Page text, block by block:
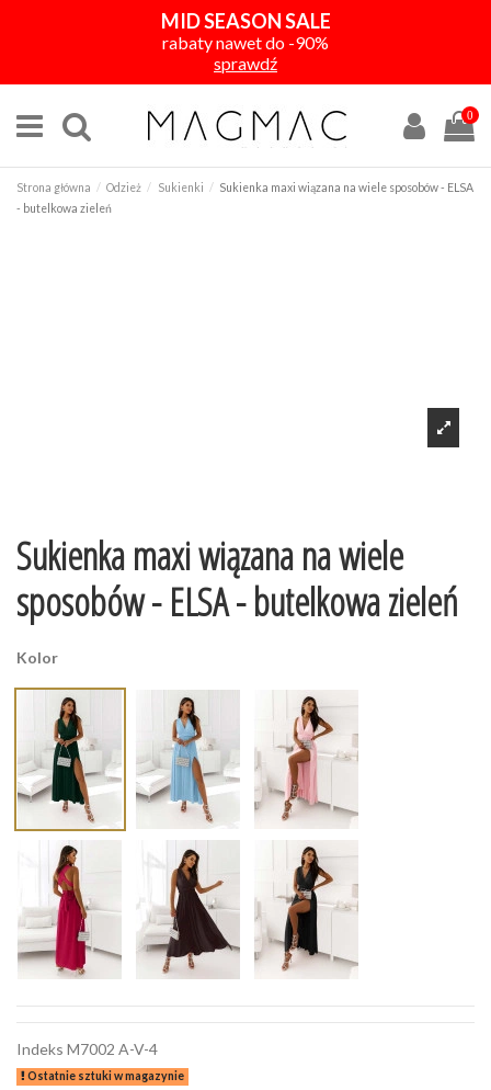
MID SEASON SALE
rabaty nawet do -90%
sprawdź
0
Strona główna Odzież Sukienki
Sukienka maxi wiązana na wiele sposobów - ELSA
- butelkowa zieleń
Sukienka maxi wiązana na wiele
sposobów - ELSA - butelkowa zieleń
Kolor
Indeks M7002 A-V-4
Ostatnie sztuki w magazynie